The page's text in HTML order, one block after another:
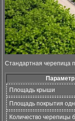
Стандартная черепица
Параметр
Площадь крыши
Площадь покрытия
Количество черепицы